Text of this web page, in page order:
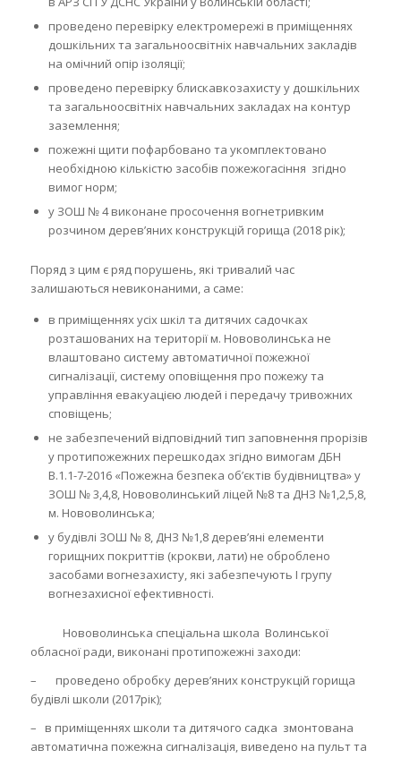
проведено перевірку електромережі в приміщеннях
дошкільних та загальноосвітніх навчальних закладів
на омічний опір ізоляції;
проведено перевірку блискавкозахисту у дошкільних
та загальноосвітніх навчальних закладах на контур
заземлення;
пожежні щити пофарбовано та укомплектовано
необхідною кількістю засобів пожежогасіння згідно
вимог норм;
у ЗОШ № 4 виконане просочення вогнетривким
розчином дерев’яних конструкцій горища (2018 рік);
Поряд з цим є ряд порушень, які тривалий час
залишаються невиконаними, а саме:
в приміщеннях усіх шкіл та дитячих садочках
розташованих на території м. Нововолинська не
влаштовано систему автоматичної пожежної
сигналізації, систему оповіщення про пожежу та
управління евакуацією людей і передачу тривожних
сповіщень;
не забезпечений відповідний тип заповнення прорізів
у протипожежних перешкодах згідно вимогам ДБН
В.1.1-7-2016 «Пожежна безпека об’єктів будівництва» у
ЗОШ № 3,4,8, Нововолинський ліцей №8 та ДНЗ №1,2,5,8,
м. Нововолинська;
у будівлі ЗОШ № 8, ДНЗ №1,8 дерев’яні елементи
горищних покриттів (крокви, лати) не оброблено
засобами вогнезахисту, які забезпечують І групу
вогнезахисної ефективності.
Нововолинська спеціальна школа Волинської
обласної ради, виконані протипожежні заходи:
– проведено обробку дерев’яних конструкцій горища
будівлі школи (2017рік);
– в приміщеннях школи та дитячого садка змонтована
автоматична пожежна сигналізація, виведено на пульт та